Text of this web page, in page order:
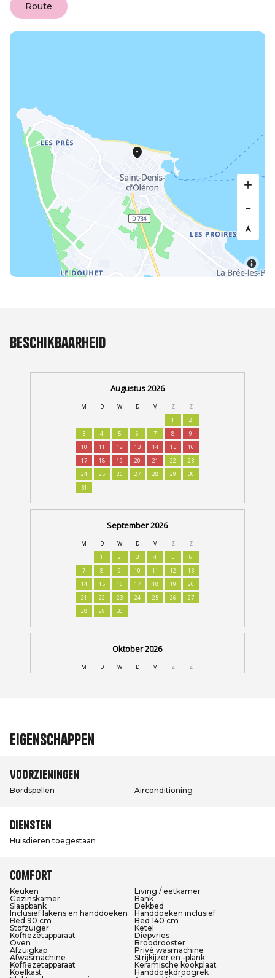
Route
Beschikbaarheid
Eigenschappen
Voorzieningen
Bordspellen Airconditioning
Diensten
Huisdieren toegestaan
Comfort
Keuken
Living / eetkamer
Gezinskamer
Bank
Slaapbank
Dekbed
Inclusief lakens en handdoeken
Handdoeken inclusief
Bed 90 cm
Bed 140 cm
Stofzuiger
Ketel
Koffiezetapparaat
Diepvries
Oven
Broodrooster
Afzuigkap
Privé wasmachine
Afwasmachine
Strijkijzer en -plank
Koffiezetapparaat
Keramische kookplaat
Koelkast
Handdoekdroogrek